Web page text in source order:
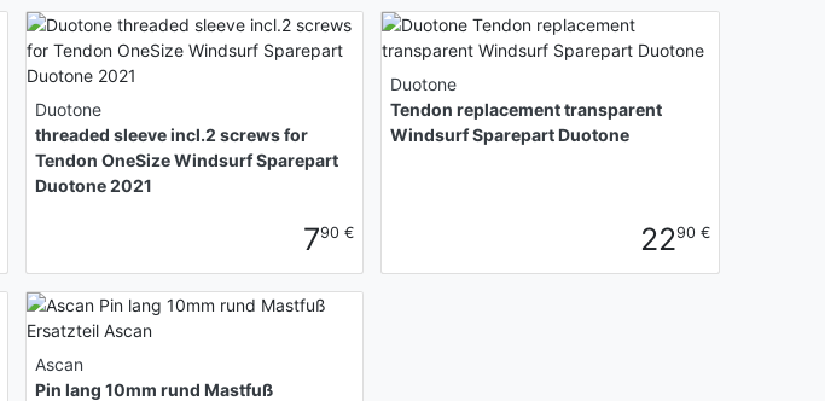
Duotone
threaded sleeve incl.2 screws for
Tendon OneSize Windsurf Sparepart
Duotone 2021
790 €
Duotone
Tendon replacement transparent
Windsurf Sparepart Duotone
2290 €
Ascan
Pin lang 10mm rund Mastfuß